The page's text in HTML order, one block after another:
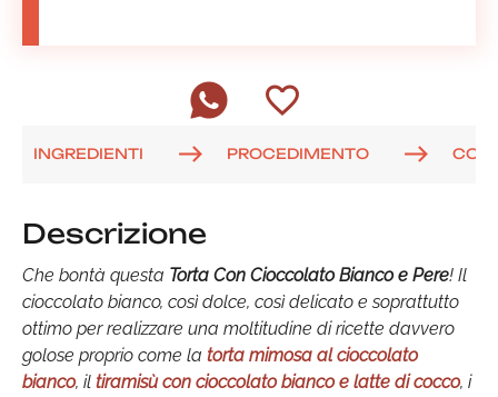
INGREDIENTI PROCEDIMENTO
Descrizione
Che bontà questa Torta Con Cioccolato Bianco e Pere! Il
cioccolato bianco, così dolce, così delicato e soprattutto
ottimo per realizzare una moltitudine di ricette davvero
golose proprio come la torta mimosa al cioccolato
bianco, il tiramisù con cioccolato bianco e latte di cocco, i